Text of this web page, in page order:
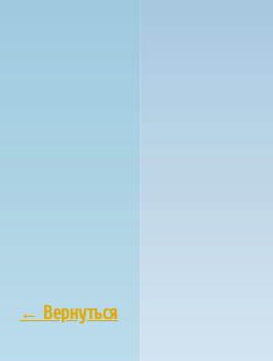
← Вернуться